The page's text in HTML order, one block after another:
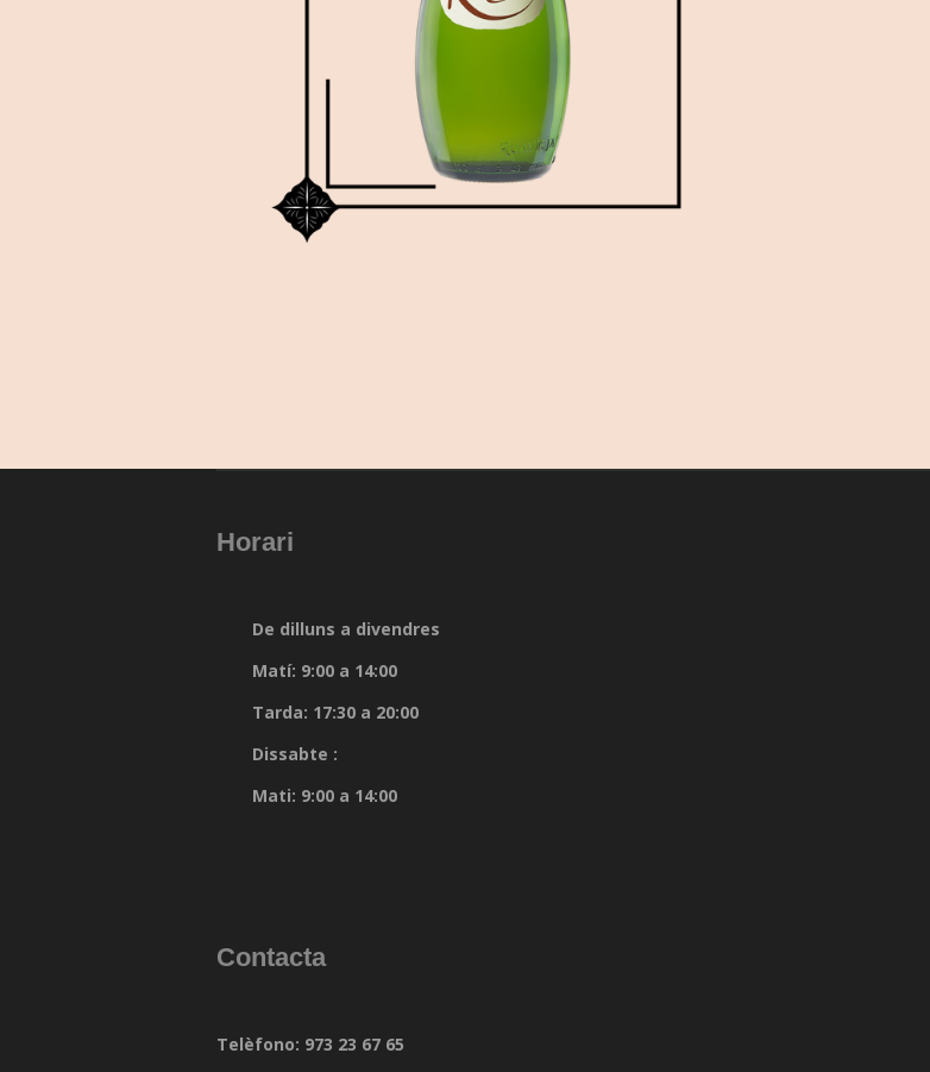
Horari
De dilluns a divendres
Matí: 9:00 a 14:00
Tarda: 17:30 a 20:00
Dissabte :
Mati: 9:00 a 14:00
Contacta
Telèfono: 973 23 67 65